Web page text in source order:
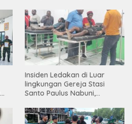
Insiden Ledakan di Luar
lingkungan Gereja Stasi
Santo Paulus Nabuni,